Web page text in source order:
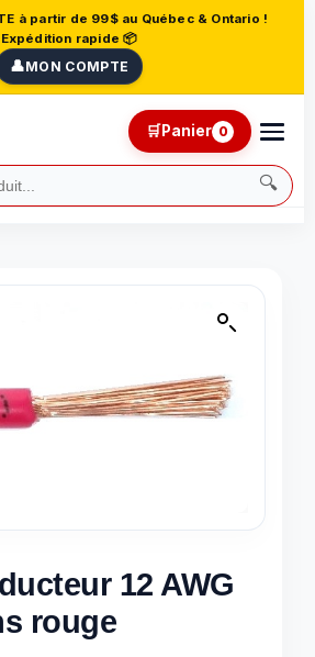
à partir de 99$ au Québec & Ontario !
Expédition rapide 📦
👤MON COMPTE
🔍
🛒Panier 0
12 AWG
rouge